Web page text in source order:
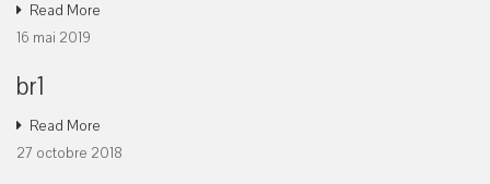
Read More
16 mai 2019
br1
Read More
27 octobre 2018